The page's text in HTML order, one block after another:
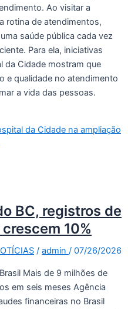
Ao visitar a
rotina de atendimentos,
saúde pública cada vez
Para ela, iniciativas
da Cidade mostram que
e qualidade no atendimento
a vida das pessoas.
da Cidade na ampliação
BC, registros de
10%
/ admin / 07/26/2026
Mais de 9 milhões de
em seis meses Agência
financeiras no Brasil